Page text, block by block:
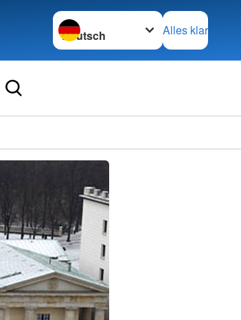
Sprache wechseln zu
Alles klar